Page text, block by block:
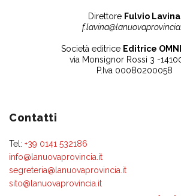
Direttore Fulvio Lavina
Società editrice Editrice
via Monsignor Rossi 3 -
P.Iva 00080200058
Contatti
Tel: +39 0141 532186
info@lanuovaprovincia.it
segreteria@lanuovaprovincia.it
sito@lanuovaprovincia.it